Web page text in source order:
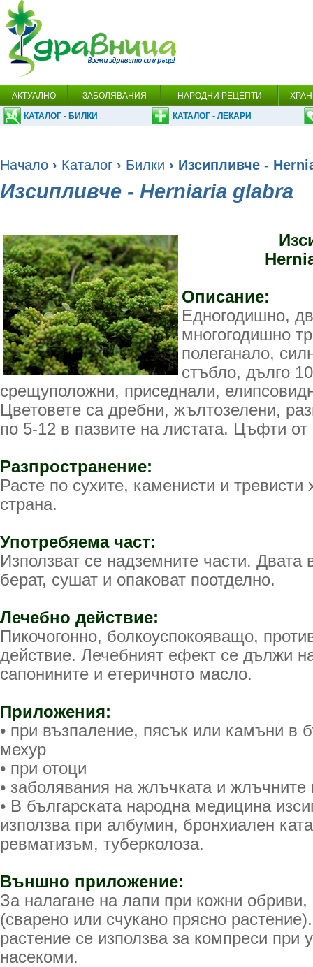
АКТУАЛНО ЗАБОЛЯВАНИЯ НАРОДНИ РЕЦЕПТИ
КАТАЛОГ - БИЛКИ КАТАЛОГ - ЛЕКАРИ
Начало › Каталог › Билки › Изсипливче -
Изсипливче - Herniaria glabra
Описание:
Едногодишно,
многогодишно
полеганало,
стъбло, дълго
срещуположни, приседнали,
Цветовете са дребни, жълтозелени,
по 5-12 в пазвите на листата. Цъфти от
Разпространение:
Расте по сухите, каменисти и
страна.
Употребяема част:
Използват се надземните части. Двата
берат, сушат и опаковат поотделно.
Лечебно действие:
Пикочогонно, болкоуспокояващо,
действие. Лечебният ефект се дължи
сапонините и етеричното масло.
Приложения:
• при възпаление, пясък или камъни в
мехур
• при отоци
• заболявания на жлъчката и
• В българската народна медицина
използва при албумин, бронхиален
ревматизъм, туберколоза.
Външно приложение:
За налагане на лапи при кожни
(сварено или счукано прясно
растение се използва за компреси при
насекоми.